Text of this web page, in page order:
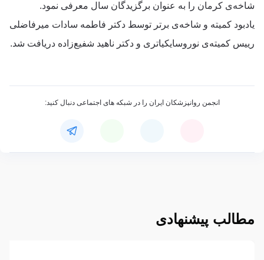
شاخه‌ی کرمان را به عنوان برگزیدگان سال معرفی نمود.
یادبود کمیته و شاخه‌ی برتر توسط دکتر فاطمه سادات میرفاضلی
رییس کمیته‌ی نوروسایکیاتری و دکتر ناهید شفیع‌زاده دریافت شد.
انجمن روانپزشکان ایران را در شبکه های اجتماعی دنبال کنید:
مطالب پیشنهادی